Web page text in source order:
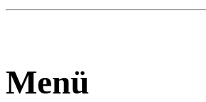
Menü